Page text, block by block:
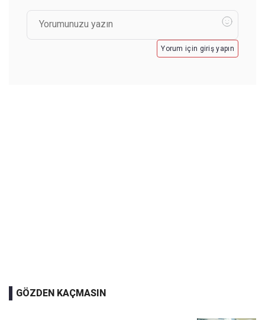
Yorum için giriş yapın
GÖZDEN KAÇMASIN